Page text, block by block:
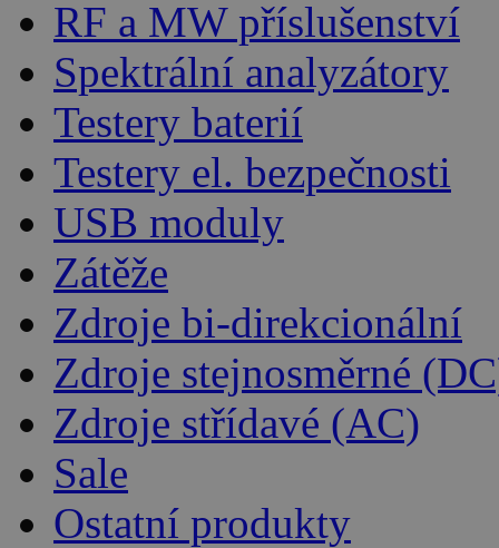
RF a MW příslušenství
Spektrální analyzátory
Testery baterií
Testery el. bezpečnosti
USB moduly
Zátěže
Zdroje bi-direkcionální
Zdroje stejnosměrné
Zdroje střídavé (AC)
Sale
Ostatní produkty